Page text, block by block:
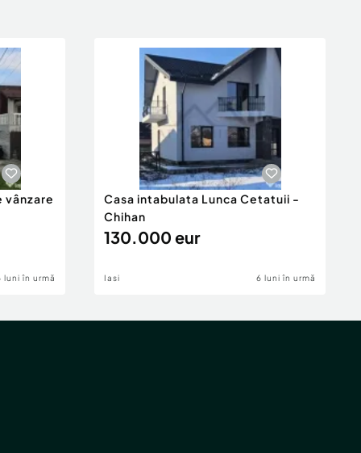
vânzare
luni în urmă
Casa intabulata Lunca Cetatuii -
Chihan
130.000 eur
Iasi 6 luni în urmă